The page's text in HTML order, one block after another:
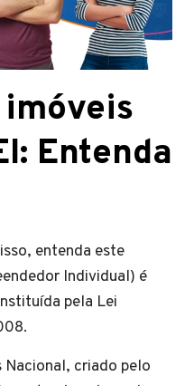
Entenda
entenda este
Individual) é
pela Lei
Nacional, criado pelo